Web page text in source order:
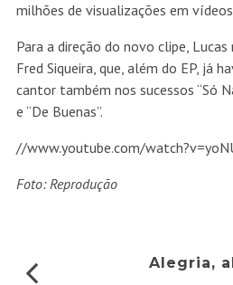
milhões de visualizações em
Para a direção do novo clipe,
Fred Siqueira, que, além do EP, já
cantor também nos sucessos “Só
e “De Buenas”.
//www.youtube.com/
Foto: Reprodução
Alegria,